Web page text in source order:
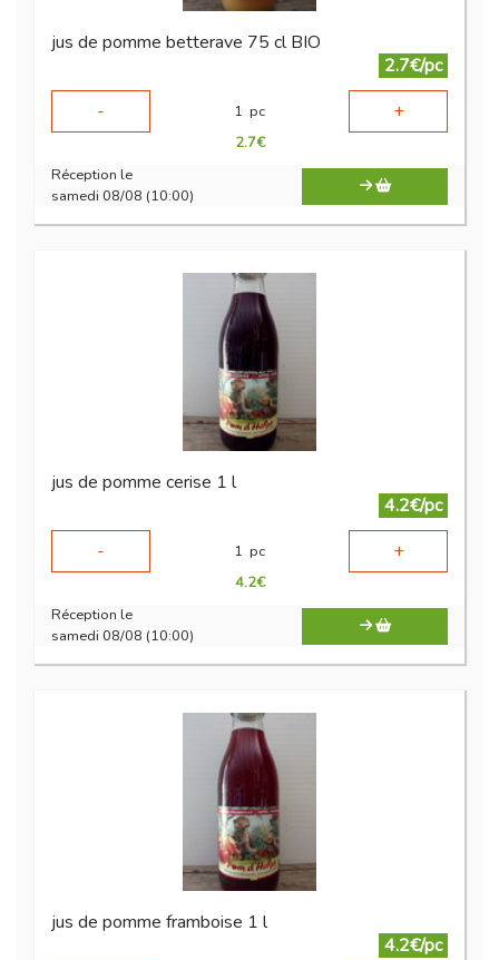
jus de pomme betterave 75 cl BIO
2.7€/pc
-
1 pc +
2.7€
Réception le
samedi 08/08 (10:00)
jus de pomme cerise 1 l
4.2€/pc
-
1 pc +
4.2€
Réception le
samedi 08/08 (10:00)
jus de pomme framboise 1 l
4.2€/pc